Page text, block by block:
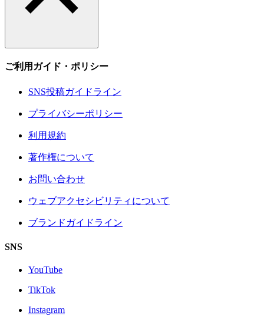
ご利用ガイド・ポリシー
SNS投稿ガイドライン
プライバシーポリシー
利用規約
著作権について
お問い合わせ
ウェブアクセシビリティについて
ブランドガイドライン
SNS
YouTube
TikTok
Instagram